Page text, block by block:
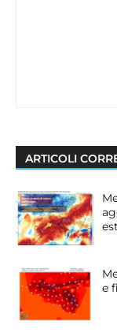
ARTICOLI
e